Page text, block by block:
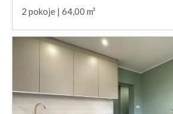
2 pokoje 64,00 m²